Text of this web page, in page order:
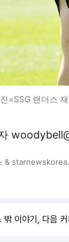
=SSG 랜더스
밖 이야기, 다음 커